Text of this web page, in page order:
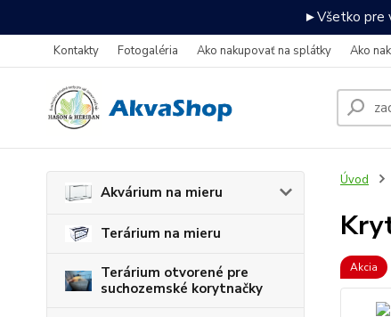
►Všetko pre
Kontakty Fotogaléria Ako nakupovať na splátky Ako
Akvárium na mieru
Terárium na mieru
Terárium otvorené pre
suchozemské korytnačky
Úvod
Akcia